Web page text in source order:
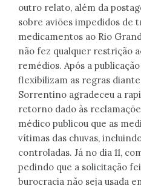
outro relato, além da
sobre aviões impedidos de
medicamentos ao Rio
não fez qualquer restrição
remédios. Após a
flexibilizam as regras
Sorrentino agradeceu a
retorno dado às
médico publicou que as
vítimas das chuvas,
controladas. Já no dia 11,
pedindo que a solicitação
burocracia não seja usada